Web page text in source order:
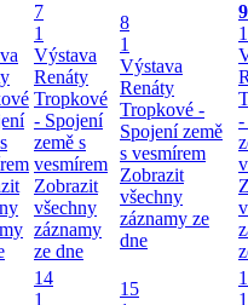
7
1
Výstava
Renáty
Tropkové
- Spojení
země s
vesmírem
Zobrazit
všechny
záznamy
ze dne
8
1
Výstava
Renáty
Tropkové -
Spojení země
s vesmírem
Zobrazit
všechny
záznamy ze
dne
9
1
-
14
1
15
1